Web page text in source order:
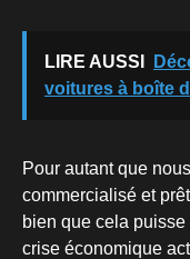
LIRE AUSSI
voitures à boîte
Pour autant que
commercialisé et
bien que cela
crise économique